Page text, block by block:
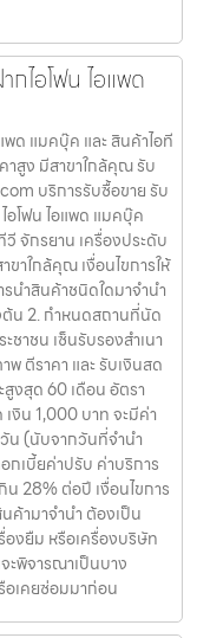
ไอโฟน ไอแพด
พด แมคบุ๊ค และ สินค้าไอที
คาสูง มีสาขาใกล้คุณ รับ
บริการรับซื้อขาย รับ
อโฟน ไอแพด แมคบุ๊ค
จักรยาน เครื่องประดับ
ขาใกล้คุณ เงื่อนไขการให้
นำสินค้าชนิดใดมาจำนำ
ต้น 2. กำหนดสถานที่นัด
ชาชน เซ็นรับรองสำเนา
ตีราคา และ รับเงินสด
สูงสุด 60 เดือน อัตรา
งิน 1,000 บาท จะมีค่า
น (นับจากวันที่จำนำ
กเบี้ยค่าปรับ ค่าบริการ
น 28% ต่อปี เงื่อนไขการ
ค้ามาจำนำ ต้องเป็น
รื่องยืม หรือเครื่องบริษัท
ะพิจารณาเป็นบาง
อเคยซ่อมมาก่อน